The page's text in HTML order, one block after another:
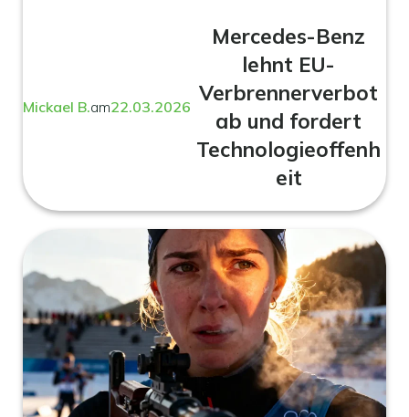
Mickael B.am22.03.2026
Mercedes-Benz
lehnt EU-
Verbrennerverbot
ab und fordert
Technologieoffenh
eit